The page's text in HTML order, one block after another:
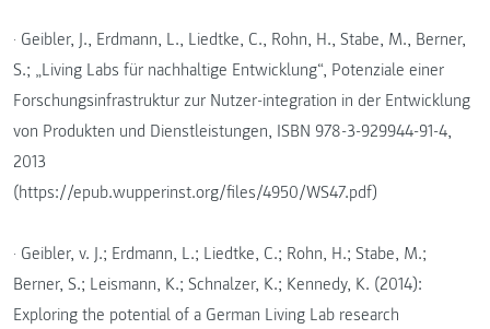
· Geibler, J., Erdmann, L., Liedtke, C., Rohn, H., Stabe, M., Berner,
S.; „Living Labs für nachhaltige Entwicklung“, Potenziale einer
Forschungsinfrastruktur zur Nutzer-integration in der Entwicklung
von Produkten und Dienstleistungen, ISBN 978-3-929944-91-4,
2013
(https://epub.wupperinst.org/files/4950/WS47.pdf)
· Geibler, v. J.; Erdmann, L.; Liedtke, C.; Rohn, H.; Stabe, M.;
Berner, S.; Leismann, K.; Schnalzer, K.; Kennedy, K. (2014):
Exploring the potential of a German Living Lab research